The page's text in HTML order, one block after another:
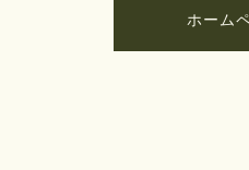
ホーム